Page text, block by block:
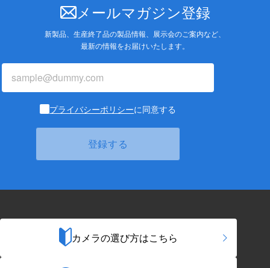
メールマガジン登録
新製品、生産終了品の製品情報、展示会のご案内など、
最新の情報をお届けいたします。
プライバシーポリシーに同意する
カメラの選び方はこちら